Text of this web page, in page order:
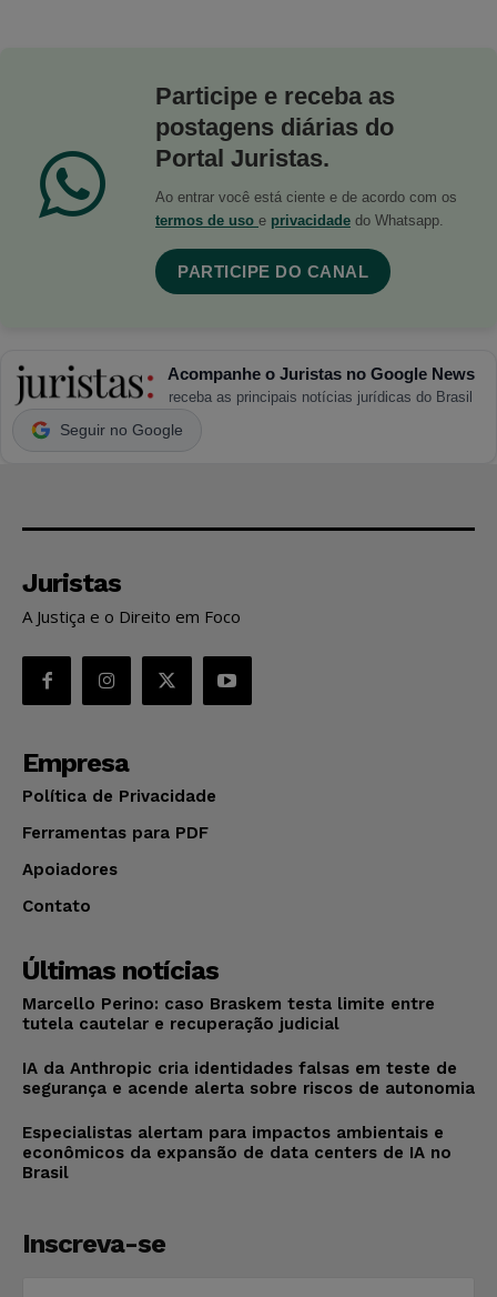
Participe e receba as
postagens diárias do
Portal Juristas.
Ao entrar você está ciente e de acordo com os
termos de uso e privacidade do Whatsapp.
PARTICIPE DO CANAL
Acompanhe o Juristas no Google News
receba as principais notícias jurídicas do Brasil
Seguir no Google
Juristas
A Justiça e o Direito em Foco
Empresa
Política de Privacidade
Ferramentas para PDF
Apoiadores
Contato
Últimas notícias
Marcello Perino: caso Braskem testa limite entre
tutela cautelar e recuperação judicial
IA da Anthropic cria identidades falsas em teste de
segurança e acende alerta sobre riscos de autonomia
Especialistas alertam para impactos ambientais e
econômicos da expansão de data centers de IA no
Brasil
Inscreva-se